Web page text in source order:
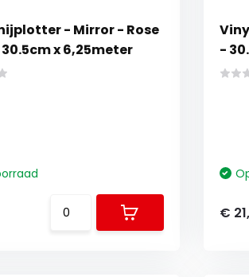
- Mirror - Rose
x 6,25meter
-
€